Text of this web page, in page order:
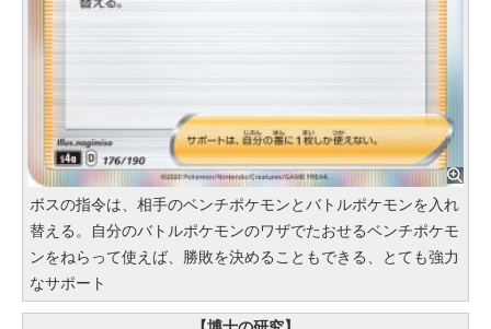
ボスの指令は、相手のベンチポケモンとバトルポケモンを入れ
替える。自分のバトルポケモンのワザでたおせるベンチポケモ
ンをねらって使えば、勝敗を決めることもできる、とても強力
なサポート